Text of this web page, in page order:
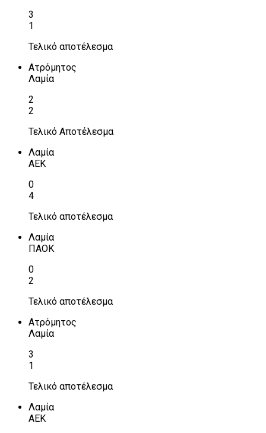
3
1
Τελικό αποτέλεσμα
Ατρόμητος
Λαμία
2
2
Τελικό Αποτέλεσμα
Λαμία
ΑΕΚ
0
4
Τελικό αποτέλεσμα
Λαμία
ΠΑΟΚ
0
2
Τελικό αποτέλεσμα
Ατρόμητος
Λαμία
3
1
Τελικό αποτέλεσμα
Λαμία
ΑΕΚ